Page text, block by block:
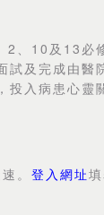
2 、 10 及 13 必
試及完成由醫
入病患心靈
。 登入網址 填